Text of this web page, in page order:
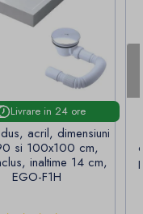
Livrare in 24 ore
acril, dimensiuni
si 100x100 cm,
inaltime 14 cm,
EGO-F1H